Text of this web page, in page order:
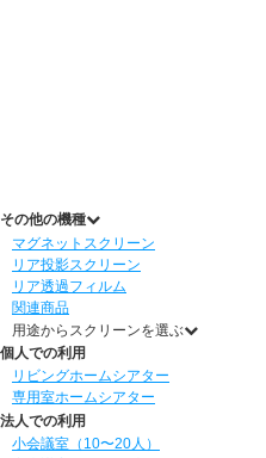
その他の機種
マグネットスクリーン
リア投影スクリーン
リア透過フィルム
関連商品
用途からスクリーンを選ぶ
個人での利用
リビングホームシアター
専用室ホームシアター
法人での利用
小会議室（10〜20人）